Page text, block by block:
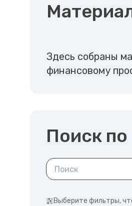
Здесь собраны
финансовому
Поиск по
Выберите фильтры,